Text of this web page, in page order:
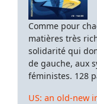
Comme pour
matières très
solidarité qui
de gauche, aux
féministes. 128
US: an old-new